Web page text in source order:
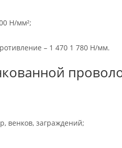
Н/мм²;
– 1 470 1 780 Н/мм.
венков, заграждений;